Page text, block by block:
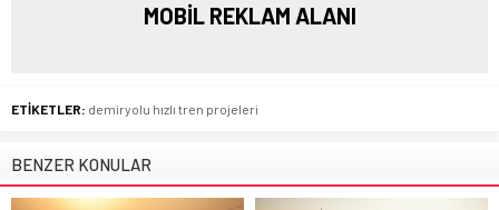
MOBİL REKLAM ALANI
ETİKETLER: demiryolu hızlı tren projeleri
BENZER KONULAR